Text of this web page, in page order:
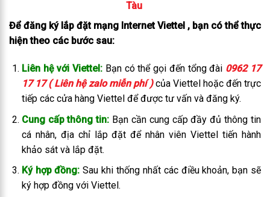
Tàu
Để đăng ký lắp đặt mạng Internet Viettel , bạn có thể thực
hiện theo các bước sau:
Liên hệ với Viettel: Bạn có thể gọi đến tổng đài 0962 17
17 17 ( Liên hệ zalo miễn phí )của Viettel hoặc đến trực
tiếp các cửa hàng Viettel để được tư vấn và đăng ký.
Cung cấp thông tin: Bạn cần cung cấp đầy đủ thông tin
cá nhân, địa chỉ lắp đặt để nhân viên Viettel tiến hành
khảo sát và lắp đặt.
Ký hợp đồng: Sau khi thống nhất các điều khoản, bạn sẽ
ký hợp đồng với Viettel.